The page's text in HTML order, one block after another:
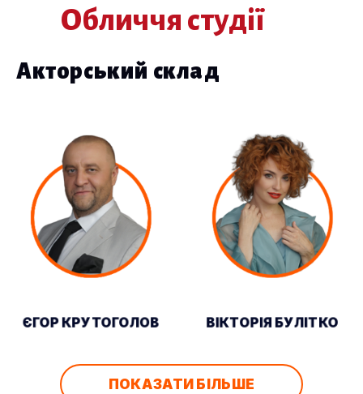
Обличчя студії
Акторський склад
ЄГОР КРУТОГОЛОВ ВІКТОРІЯ БУЛІТКО
ПОКАЗАТИ БІЛЬШЕ